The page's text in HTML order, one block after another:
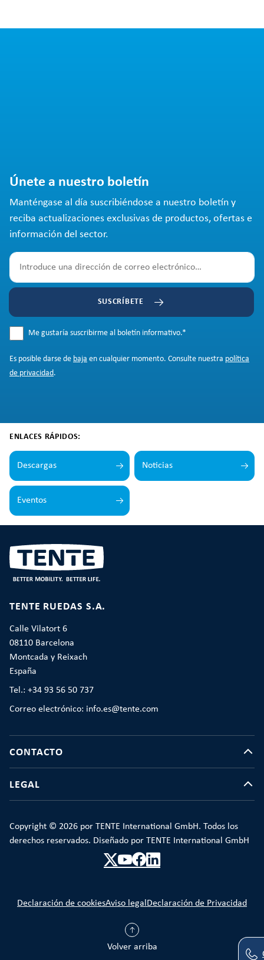
Únete a nuestro boletín
Manténgase al día suscribiéndose a nuestro boletín y
reciba actualizaciones exclusivas de productos, ofertas e
información del sector.
SUSCRÍBETE
Me gustaría suscribirme al boletín informativo.*
Es posible darse de baja en cualquier momento. Consulte nuestra política
de privacidad.
ENLACES RÁPIDOS:
Descargas Noticias
Eventos
TENTE RUEDAS S.A.
Calle Vilatort 6
08110 Barcelona
Montcada y Reixach
España
Tel.: +34 93 56 50 737
Correo electrónico: info.es@tente.com
CONTACTO
LEGAL
Copyright © 2026 por TENTE International GmbH. Todos los
derechos reservados. Diseñado por TENTE International GmbH
Volver arriba
Declaración de cookiesAviso legalDeclaración de Privacidad